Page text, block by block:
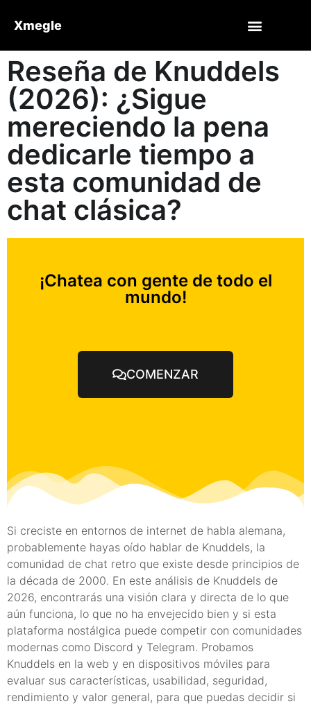
Xmegle
Reseña de Knuddels
(2026): ¿Sigue
mereciendo la pena
dedicarle tiempo a
esta comunidad de
chat clásica?
¡Chatea con gente de todo el
mundo!
COMENZAR
Si creciste en entornos de internet de habla alemana,
probablemente hayas oído hablar de Knuddels, la
comunidad de chat retro que existe desde principios de
la década de 2000. En este análisis de Knuddels de
2026, encontrarás una visión clara y directa de lo que
aún funciona, lo que no ha envejecido bien y si esta
plataforma nostálgica puede competir con comunidades
modernas como Discord y Telegram. Probamos
Knuddels en la web y en dispositivos móviles para
evaluar sus características, usabilidad, seguridad,
rendimiento y valor general, para que puedas decidir si